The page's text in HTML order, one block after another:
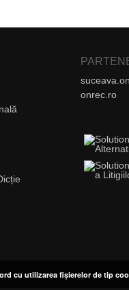
onrec.ro
cu utilizarea fișierelor de tip